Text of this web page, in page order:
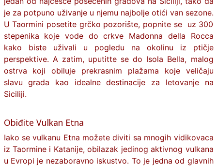
je za potpuno uživanje u njemu najbolje otići van sezone.
U Taormini posetite grčko pozorište, popnite se uz 300
stepenika koje vode do crkve Madonna della Rocca
kako biste uživali u pogledu na okolinu iz ptičje
perspektive. A zatim, uputitte se do Isola Bella, malog
ostrva koji obiluje prekrasnim plažama koje veličaju
slavu grada kao idealne destinacije za letovanje na
Siciliji.
Obiđite Vulkan Etna
Iako se vulkanu Etna možete diviti sa mnogih vidikovaca
iz Taormine i Katanije, obilazak jedinog aktivnog vulkana
u Evropi je nezaboravno iskustvo. To je jedna od glavnih